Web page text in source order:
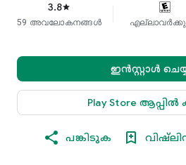
3.8star
59 അവലോകനങ്ങൾ
ഇൻസ്റ്റാൾ
Play Store
പങ്കിടുക